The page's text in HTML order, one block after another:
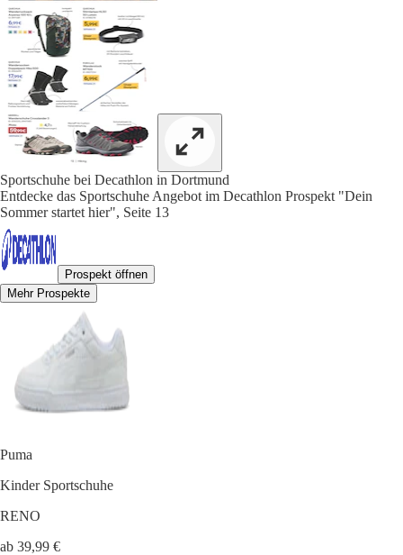
Sportschuhe bei Decathlon in Dortmund
Entdecke das Sportschuhe Angebot im Decathlon Prospekt "Dein
Sommer startet hier", Seite 13
Prospekt öffnen
Mehr Prospekte
Puma
Kinder Sportschuhe
RENO
ab 39,99 €